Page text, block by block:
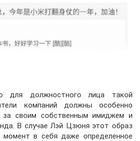
для должностного лица такой
компаний должны особенно
за своим собственным имиджем и
В случае Лэй Цзюня этот образ
в себя даже определенное